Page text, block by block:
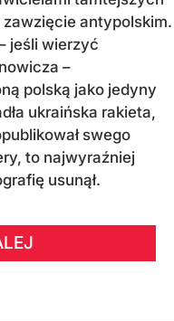
antypolskim.
jeśli wierzyć
–
polską jako jedyny
ukraińska rakieta,
swego
to najwyraźniej
usunął.